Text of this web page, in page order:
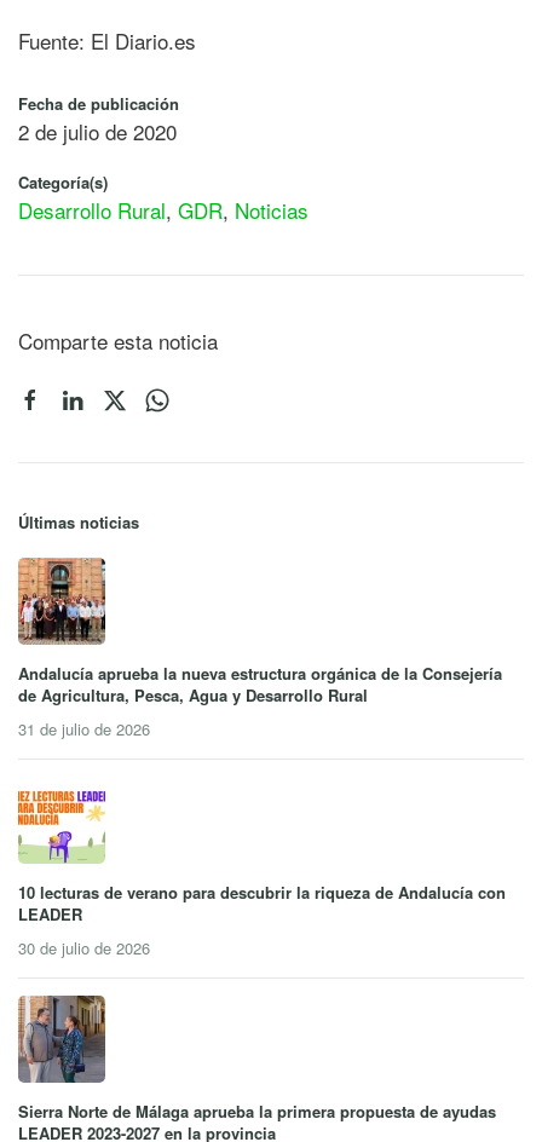
Fuente: El Diario.es
Fecha de publicación
2 de julio de 2020
Categoría(s)
Desarrollo Rural, GDR, Noticias
Comparte esta noticia
Últimas noticias
Andalucía aprueba la nueva estructura orgánica de la Consejería
de Agricultura, Pesca, Agua y Desarrollo Rural
31 de julio de 2026
10 lecturas de verano para descubrir la riqueza de Andalucía con
LEADER
30 de julio de 2026
Sierra Norte de Málaga aprueba la primera propuesta de ayudas
LEADER 2023-2027 en la provincia